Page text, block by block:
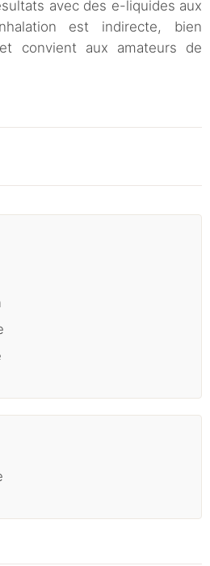
avec des e-liquides aux
est indirecte, bien
et convient aux amateurs de